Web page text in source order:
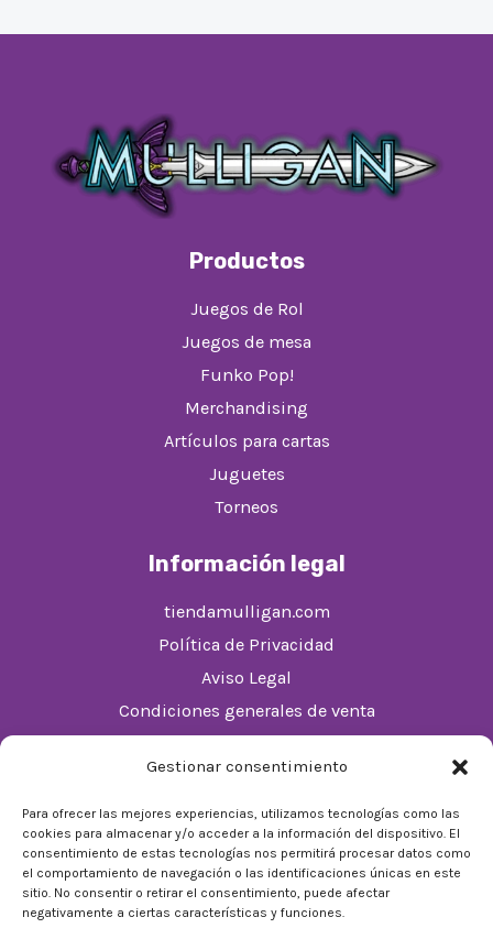
Gestionar consentimiento
Para ofrecer las mejores experiencias, utilizamos tecnologías como las
cookies para almacenar y/o acceder a la información del dispositivo. El
consentimiento de estas tecnologías nos permitirá procesar datos como
el comportamiento de navegación o las identificaciones únicas en este
sitio. No consentir o retirar el consentimiento, puede afectar
negativamente a ciertas características y funciones.
Productos
Juegos de Rol
Juegos de mesa
Funko Pop!
Merchandising
Artículos para cartas
Juguetes
Torneos
Información legal
tiendamulligan.com
Política de Privacidad
Aviso Legal
Condiciones generales de venta
De Lunes a Domingos de 10:00 a 22:00
Festivos sujetos al horario del Málaga Factory